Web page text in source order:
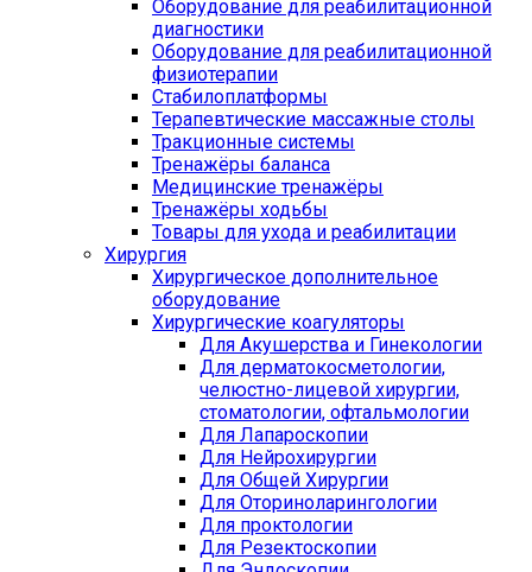
Оборудование для реабилитационной
диагностики
Оборудование для реабилитационной
физиотерапии
Стабилоплатформы
Терапевтические массажные столы
Тракционные системы
Тренажёры баланса
Медицинские тренажёры
Тренажёры ходьбы
Товары для ухода и реабилитации
Хирургия
Хирургическое дополнительное
оборудование
Хирургические коагуляторы
Для Акушерства и Гинекологии
Для дерматокосметологии,
челюстно-лицевой хирургии,
стоматологии, офтальмологии
Для Лапароскопии
Для Нейрохирургии
Для Общей Хирургии
Для Оториноларингологии
Для проктологии
Для Резектоскопии